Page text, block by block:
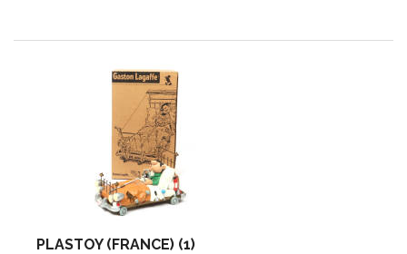
PLASTOY (FRANCE) (1)